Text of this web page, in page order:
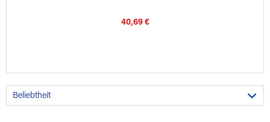
40,69 €